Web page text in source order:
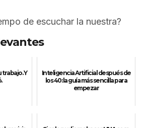
de escuchar la nuestra?
Y
Inteligencia Artificial después de
los 40: la guía más sencilla para
empezar